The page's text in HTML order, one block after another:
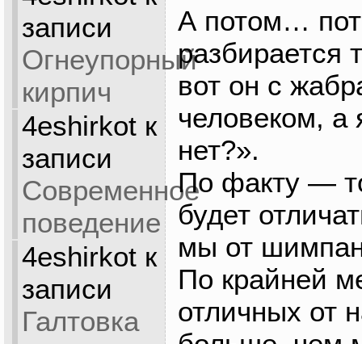
записи
Огнеупорный
кирпич
4eshirkotк
записи
Современное
поведение
4eshirkotк
записи
Галтовка
А потом…
разбирается
вот он с
человеком, а
нет?».
По факту —
будет
мы от
По крайней
отличных от